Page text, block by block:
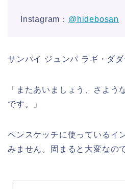
Instagram： @hidebosan
サンパイ ジュンパ ラギ・ダダ
「またあいましょう、さよう
です。」
ペンスケッチに使っているイ
みません。固まると大変なの